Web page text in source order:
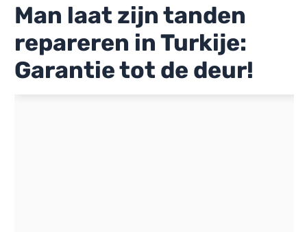
Man laat zijn tanden
repareren in Turkije:
Garantie tot de deur!